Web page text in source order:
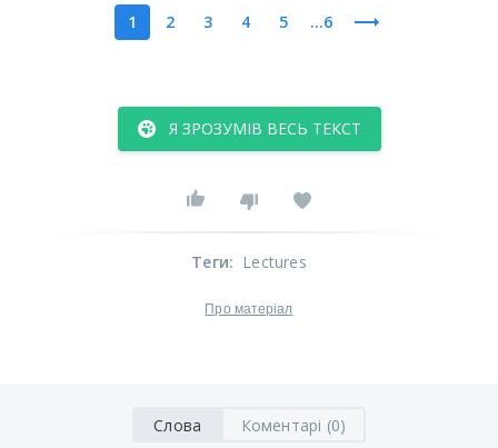
1 2 3 4 5 ...6
Я ЗРОЗУМІВ ВЕСЬ ТЕКСТ
Теги: Lectures
Про матеріал
Слова Коментарі (0)